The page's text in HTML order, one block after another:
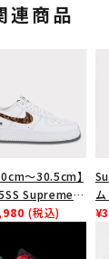
連商品
～30.5cm】
Supreme
AF1 シュプリー
(税込)
ム